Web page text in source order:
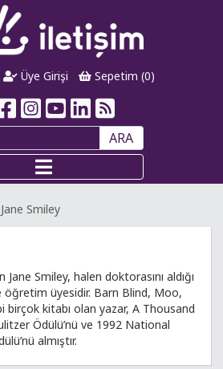
Üye Girişi Sepetim (0)
ARA
Jane Smiley
Jane Smiley, halen doktorasını aldığı
öğretim üyesidir. Barn Blind, Moo,
birçok kitabı olan yazar, A Thousand
Ödülü’nü ve 1992 National
almıştır.